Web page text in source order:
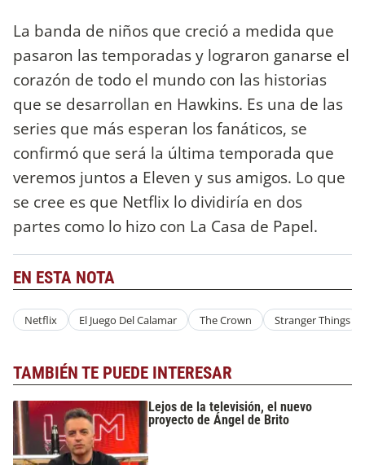
La banda de niños que creció a medida que
pasaron las temporadas y lograron ganarse el
corazón de todo el mundo con las historias
que se desarrollan en Hawkins. Es una de las
series que más esperan los fanáticos, se
confirmó que será la última temporada que
veremos juntos a Eleven y sus amigos. Lo que
se cree es que Netflix lo dividiría en dos
partes como lo hizo con La Casa de Papel.
EN ESTA NOTA
Netflix El Juego Del Calamar The Crown Stranger Things
TAMBIÉN TE PUEDE INTERESAR
Lejos de la televisión, el nuevo
proyecto de Ángel de Brito